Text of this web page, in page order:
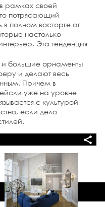
в него
сказывается
Но что
не выходят на
себе помещение
грамотный
визуальному
при этом светлее
родилось в
европейского
историки
возродился и
роскошный
и
квартиры
роскошь,
в
рамках своей
потрясающий
полном восторге от
настолько
Эта тенденция
большие орнаменты
и делают весь
Причем в
уже на уровне
с культурой
если дело